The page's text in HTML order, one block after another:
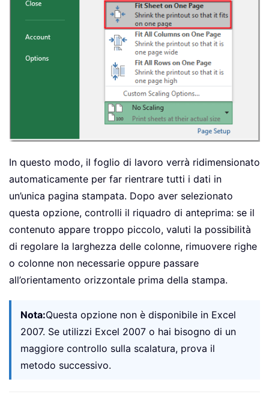
In questo modo, il foglio di lavoro verrà ridimensionato
automaticamente per far rientrare tutti i dati in
un’unica pagina stampata. Dopo aver selezionato
questa opzione, controlli il riquadro di anteprima: se il
contenuto appare troppo piccolo, valuti la possibilità
di regolare la larghezza delle colonne, rimuovere righe
o colonne non necessarie oppure passare
all’orientamento orizzontale prima della stampa.
Nota:Questa opzione non è disponibile in Excel
2007. Se utilizzi Excel 2007 o hai bisogno di un
maggiore controllo sulla scalatura, prova il
metodo successivo.